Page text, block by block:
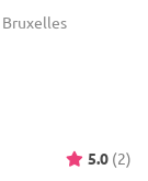
5.0 (2)